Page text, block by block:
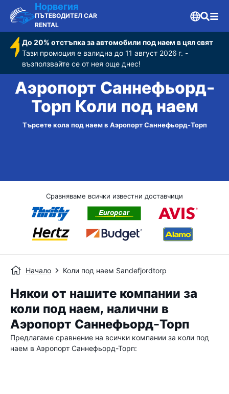
Норвегия
ПЪТЕВОДИТЕЛ CAR
RENTAL
До 20% отстъпка за автомобили под наем в цял свят
Тази промоция е валидна до 11 август 2026 г. -
възползвайте се от нея още днес!
Аэропорт Саннефьорд-
Торп Коли под наем
Търсете кола под наем в Аэропорт Саннефьорд-Торп
Сравняваме всички известни доставчици
Начало Коли под наем Sandefjordtorp
Някои от нашите компании за
коли под наем, налични в
Аэропорт Саннефьорд-Торп
Предлагаме сравнение на всички компании за коли под
наем в Аэропорт Саннефьорд-Торп: